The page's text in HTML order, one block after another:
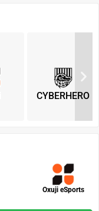
CYBERHERO
Oxuji eSports